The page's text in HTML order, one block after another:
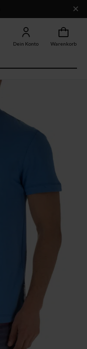
Dein Konto Warenkorb
×